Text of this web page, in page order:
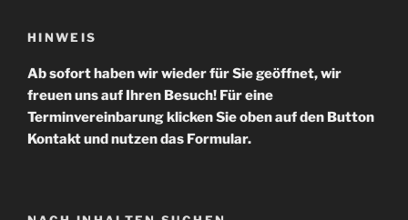
HINWEIS
Ab sofort haben wir wieder für Sie geöffnet, wir
freuen uns auf Ihren Besuch! Für eine
Terminvereinbarung klicken Sie oben auf den Button
Kontakt und nutzen das Formular.